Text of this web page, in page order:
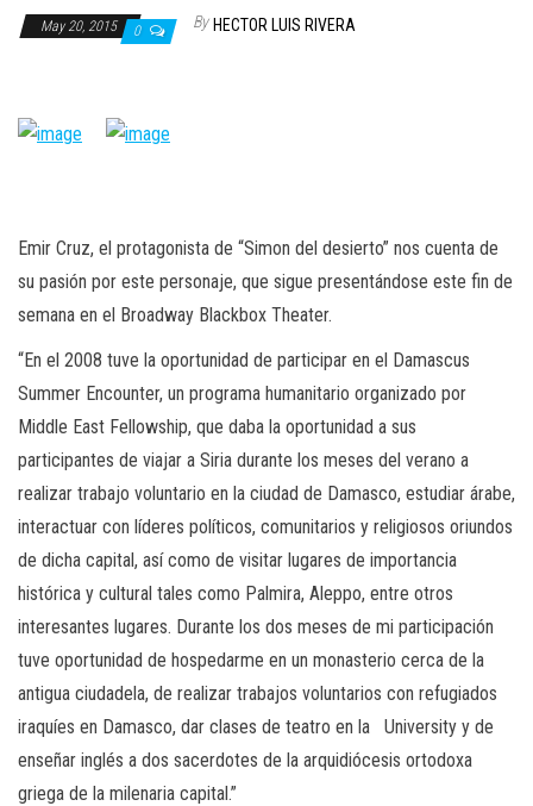
May 20, 2015 0 By HECTOR LUIS RIVERA
Emir Cruz, el protagonista de “Simon del desierto” nos cuenta de
su pasión por este personaje, que sigue presentándose este fin de
semana en el Broadway Blackbox Theater.
“En el 2008 tuve la oportunidad de participar en el Damascus
Summer Encounter, un programa humanitario organizado por
Middle East Fellowship, que daba la oportunidad a sus
participantes de viajar a Siria durante los meses del verano a
realizar trabajo voluntario en la ciudad de Damasco, estudiar árabe,
interactuar con líderes políticos, comunitarios y religiosos oriundos
de dicha capital, así como de visitar lugares de importancia
histórica y cultural tales como Palmira, Aleppo, entre otros
interesantes lugares. Durante los dos meses de mi participación
tuve oportunidad de hospedarme en un monasterio cerca de la
antigua ciudadela, de realizar trabajos voluntarios con refugiados
iraquíes en Damasco, dar clases de teatro en la University y de
enseñar inglés a dos sacerdotes de la arquidiócesis ortodoxa
griega de la milenaria capital.”